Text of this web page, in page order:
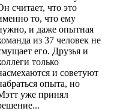
считает, что это
то, что ему
и даже опытная
из 37 человек не
его. Друзья и
только
и советуют
опыта, но
уже принял